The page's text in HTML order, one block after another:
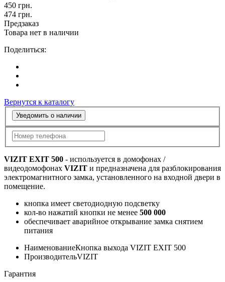
450 грн.
474 грн.
Предзаказ
Товара нет в наличии
Поделиться:
Вернутся к каталогу
Уведомить о наличии
VIZIT EXIT 500 - используется в домофонах /
видеодомофонах VIZIT и предназначена для разблокирования
электромагнитного замка, установленного на входной двери в
помещение.
кнопка имеет светодиодную подсветку
кол-во нажатий кнопки не менее 500 000
обеспечивает аварийное открывание замка снятием
питания
НаименованиеКнопка выхода VIZIT EXIT 500
ПроизводительVIZIT
Гарантия